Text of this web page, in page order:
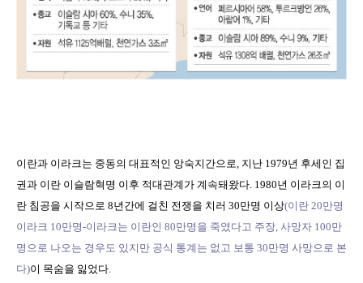
이란과 이라크는 중동의 대표적인 앙숙지간으로, 지난 1979년 후세인 집
권과 이란 이슬람혁명 이후 적대관계가 계속돼왔다. 1980년 이라크의 이
란 침공을 시작으로 8년간에 걸친 전쟁을 치러 30만명 이상(이란 20만명
이라크 10만명-이라크는 이란인 80만명을 죽였다고 주장, 사망자 100만
명으로 나오는 경우도 있지만 공식 통계는 없고 보통 30만명 사망으로 본
다)이 목숨을 잃었다.